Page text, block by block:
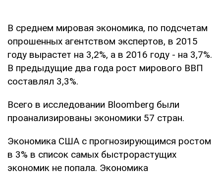
В среднем мировая экономика, по подсчетам
опрошенных агентством экспертов, в 2015
году вырастет на 3,2%, а в 2016 году - на 3,7%.
В предыдущие два года рост мирового ВВП
составлял 3,3%.
Всего в исследовании Bloomberg были
проанализированы экономики 57 стран.
Экономика США с прогнозирующимся ростом
в 3% в список самых быстрорастущих
экономик не попала. Экономика